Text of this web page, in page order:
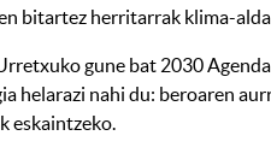
bitartez herritarrak klima-
gune bat 2030
helarazi nahi du: beroaren
eskaintzeko.